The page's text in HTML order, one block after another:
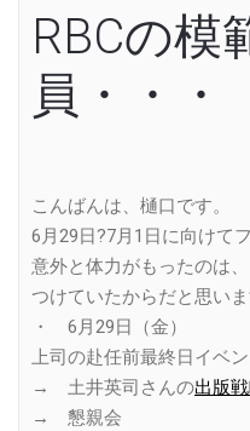
RBCの模
員・・・
こんばんは、樋口です。
6月29日?7月1日に向けて
意外と体力がもったのは
つけていたからだと思いま
・ 6月29日（金）
上司の赴任前最終日イベン
→ 土井英司さんの出版
→ 懇親会